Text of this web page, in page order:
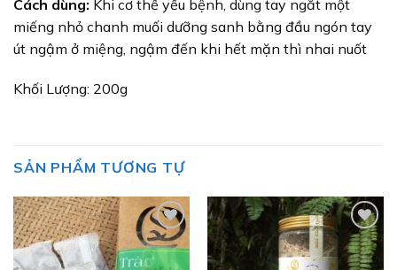
Cách dùng: Khi cơ thể yếu bệnh, dùng tay ngắt một
miếng nhỏ chanh muối dưỡng sanh bằng đầu ngón tay
út ngậm ở miệng, ngậm đến khi hết mặn thì nhai nuốt
Khối Lượng: 200g
SẢN PHẨM TƯƠNG TỰ
Add to
wishlist
Add to
wishlist